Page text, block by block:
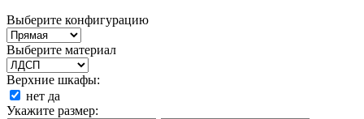
Выберите конфигурацию
Выберите материал
Верхние шкафы:
нет да
Укажите размер: